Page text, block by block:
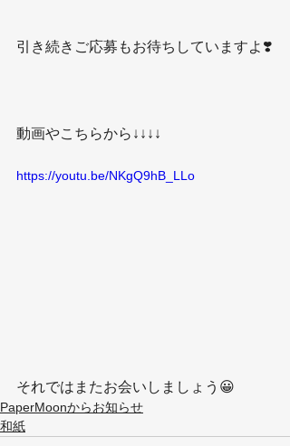
引き続きご応募もお待ちしていますよ❣️
動画やこちらから↓↓↓↓
https://youtu.be/NKgQ9hB_LLo
それではまたお会いしましょう😀
PaperMoonからお知らせ
和紙